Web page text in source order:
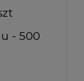
- 500